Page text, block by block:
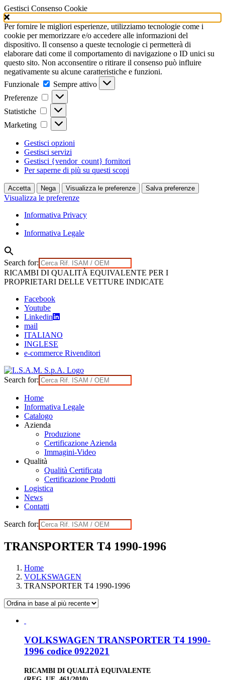
Gestisci Consenso Cookie
Per fornire le migliori esperienze, utilizziamo tecnologie come i
cookie per memorizzare e/o accedere alle informazioni del
dispositivo. Il consenso a queste tecnologie ci permetterà di
elaborare dati come il comportamento di navigazione o ID unici su
questo sito. Non acconsentire o ritirare il consenso può influire
negativamente su alcune caratteristiche e funzioni.
Funzionale
Funzionale
Sempre attivo
Preferenze
Preferenze
Statistiche Statistiche
Marketing Marketing
Gestisci opzioni
Gestisci servizi
Gestisci {vendor_count} fornitori
Per saperne di più su questi scopi
Accetta Nega Visualizza le preferenze Salva preferenze
Visualizza le preferenze
Informativa Privacy
Informativa Legale
Search for:
Skip
to
RICAMBI DI QUALITÀ EQUIVALENTE PER I
PROPRIETARI DELLE VETTURE INDICATE
Facebook
Youtube
Linkedin
mail
ITALIANO
INGLESE
e-commerce Rivenditori
Search for:
Home
Informativa Legale
Catalogo
Azienda
Produzione
Certificazione Azienda
Immagini-Video
Qualità
Qualità Certificata
Certificazione Prodotti
Logistica
News
Contatti
Search for:
TRANSPORTER T4 1990-1996
Home
VOLKSWAGEN
TRANSPORTER T4 1990-1996
VOLKSWAGEN TRANSPORTER T4 1990-
1996 codice 0922021
RICAMBI DI QUALITÀ EQUIVALENTE